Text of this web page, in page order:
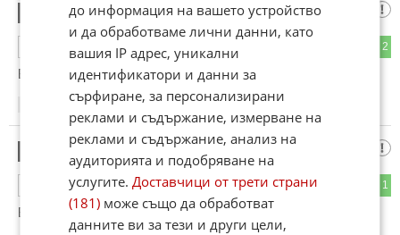
РАДИО РЕКОРД
2
Браво
10.06.2025
Кут Кузлудуй
1
ОТГОВОР
Браво
до информация на вашето устройство
и да обработваме лични данни, като
вашия IP адрес, уникални
идентификатори и данни за
сърфиране, за персонализирани
реклами и съдържание, измерване на
реклами и съдържание, анализ на
аудиторията и подобряване на
услугите.Доставчици от трети страни
(181) може също да обработват
данните ви за тези и други цели,